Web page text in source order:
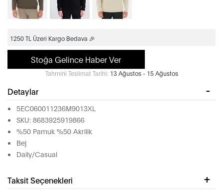
1250 TL Üzeri Kargo Bedava 🎉
Stoğa Gelince Haber Ver
Tahmini Teslimat Tarihi: 13 Ağustos - 15 Ağustos
Detaylar
5EC060011236M9013XL
SKU: 8683925919866
%50 Pamuk %50 Akrilik
Bej
Daily/Casual
Taksit Seçenekleri